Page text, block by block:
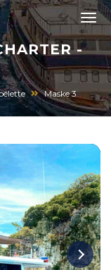
-
Maske 3